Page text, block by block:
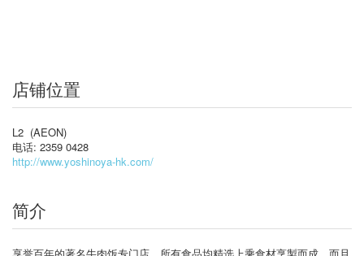
店铺位置
L2 (AEON)
电话: 2359 0428
http://www.yoshinoya-hk.com/
简介